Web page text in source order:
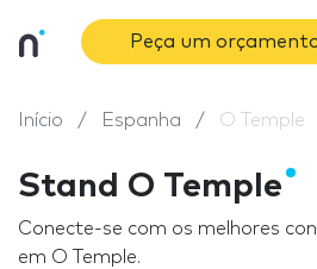
Peça um
Início Espanha O Temple
Stand O Temple
Conecte-se com os melhores
em O Temple.